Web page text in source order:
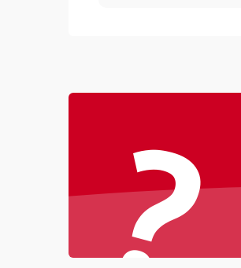
Программное обеспечение
Корпус и механика
Пульт и управление
?